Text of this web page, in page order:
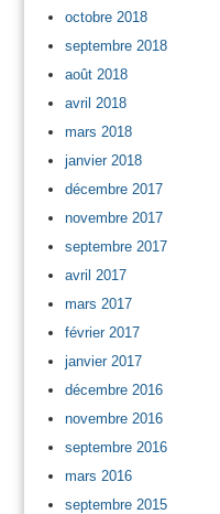
octobre 2018
septembre 2018
août 2018
avril 2018
mars 2018
janvier 2018
décembre 2017
novembre 2017
septembre 2017
avril 2017
mars 2017
février 2017
janvier 2017
décembre 2016
novembre 2016
septembre 2016
mars 2016
septembre 2015